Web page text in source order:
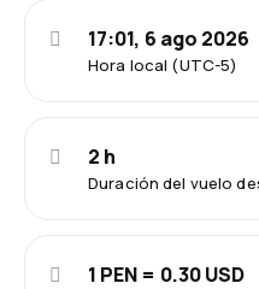
Hora local (UTC-5)
17:01, 6 ago 2026
Duración del vuelo
2 h
1 PEN = 0.30 USD